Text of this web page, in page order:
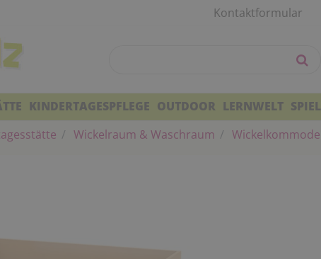
Kontaktformular
KINDERTAGESPFLEGE OUTDOOR LERNWELT
Wickelraum & Waschraum